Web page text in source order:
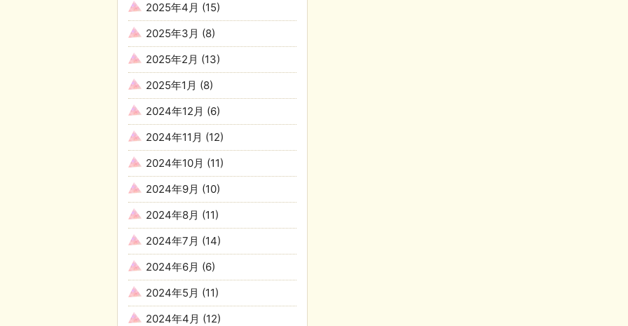
2025年4月 (15)
2025年3月 (8)
2025年2月 (13)
2025年1月 (8)
2024年12月 (6)
2024年11月 (12)
2024年10月 (11)
2024年9月 (10)
2024年8月 (11)
2024年7月 (14)
2024年6月 (6)
2024年5月 (11)
2024年4月 (12)